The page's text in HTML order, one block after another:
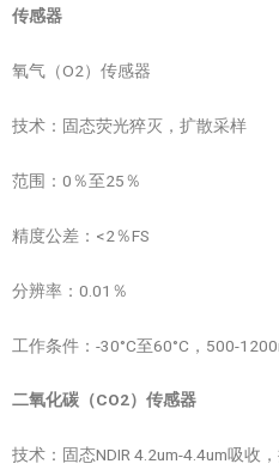
传感器
氧气（O2）传感器
技术：固态荧光猝灭，扩散采样
范围：0％至25％
精度公差：<2％FS
分辨率：0.01％
工作条件：-30°C至60°C，500-
二氧化碳（CO2）传感器
技术：固态NDIR 4.2um-4.4um吸收